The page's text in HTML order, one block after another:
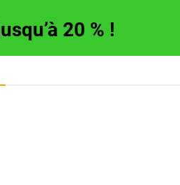
20 % !